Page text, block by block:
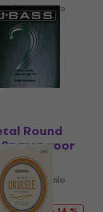
bas ukelele
Round
voor
bas ukelele